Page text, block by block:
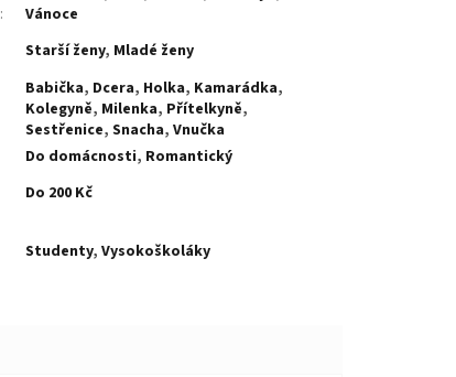
:
Vánoce
Starší ženy, Mladé ženy
Babička, Dcera, Holka, Kamarádka,
Kolegyně, Milenka, Přítelkyně,
Sestřenice,Snacha,Vnučka
Do domácnosti, Romantický
Do 200 Kč
Studenty,Vysokoškoláky